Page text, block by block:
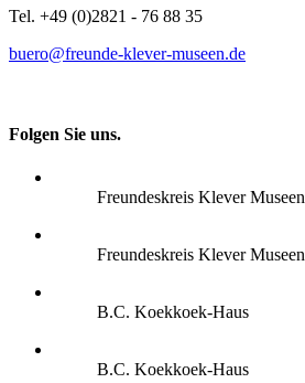
Tel. +49 (0)2821 - 76 88 35
buero@freunde-klever-museen.de
Folgen Sie uns.
Freundeskreis Klever Museen
Freundeskreis Klever Museen
B.C. Koekkoek-Haus
B.C. Koekkoek-Haus